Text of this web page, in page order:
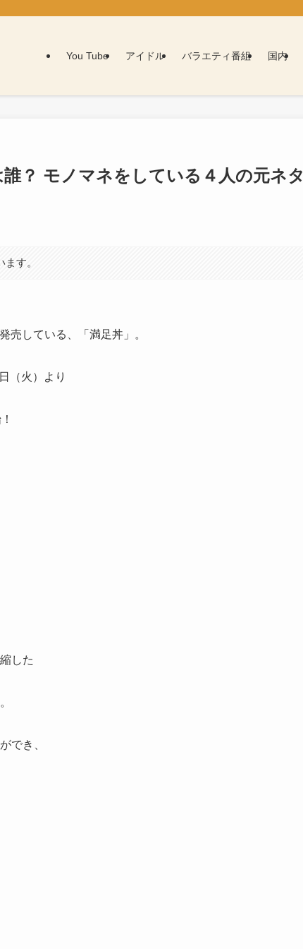
You Tube アイドル バラエティ番組 国内
？ モノマネをしている４人の元ネタ
す。
売している、「満足丼」。
（火）より
した
でき、